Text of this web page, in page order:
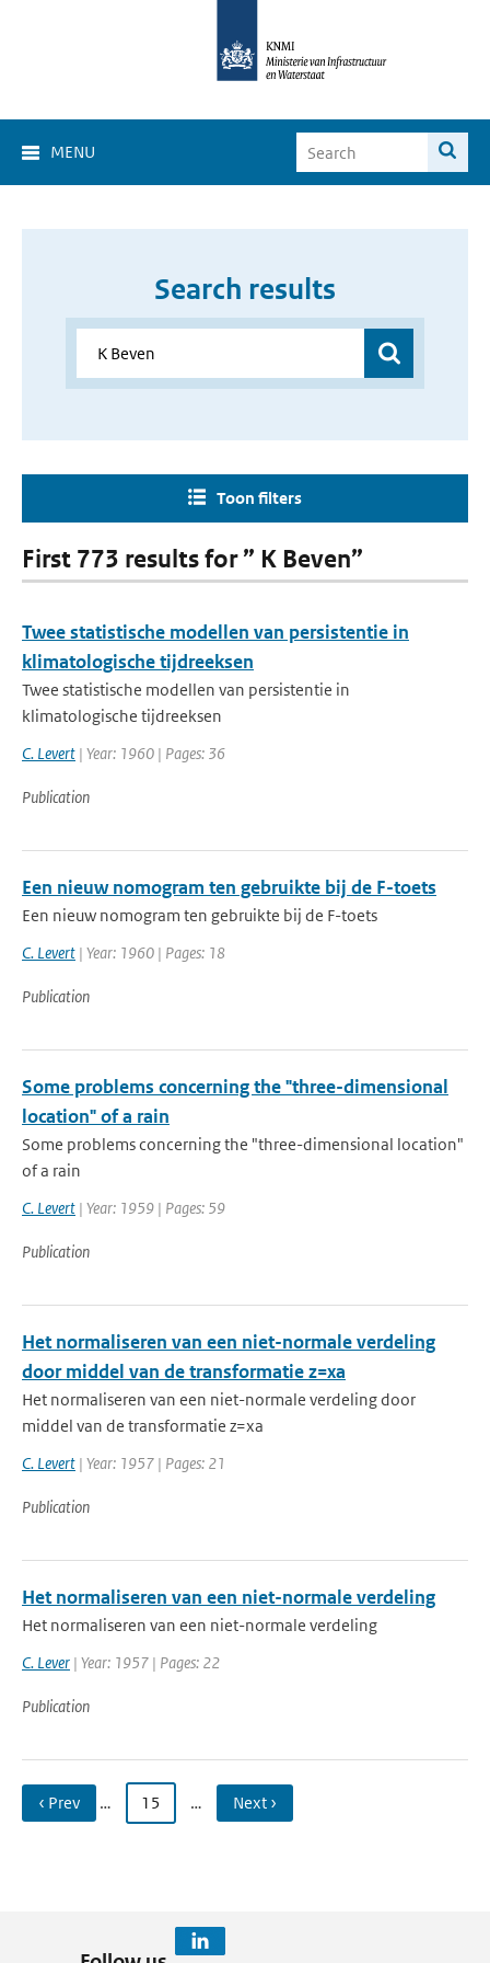
MENU
Search results
Toon filters
First 773 results for ” K Beven”
Twee statistische modellen van persistentie in
klimatologische tijdreeksen
Twee statistische modellen van persistentie in
klimatologische tijdreeksen
C. Levert | Year: 1960 | Pages: 36
Publication
Een nieuw nomogram ten gebruikte bij de F-toets
Een nieuw nomogram ten gebruikte bij de F-toets
C. Levert | Year: 1960 | Pages: 18
Publication
Some problems concerning the "three-dimensional
location" of a rain
Some problems concerning the "three-dimensional location"
of a rain
C. Levert | Year: 1959 | Pages: 59
Publication
Het normaliseren van een niet-normale verdeling
door middel van de transformatie z=xa
Het normaliseren van een niet-normale verdeling door
middel van de transformatie z=xa
C. Levert | Year: 1957 | Pages: 21
Publication
Het normaliseren van een niet-normale verdeling
Het normaliseren van een niet-normale verdeling
C. Lever | Year: 1957 | Pages: 22
Publication
‹ Prev … 15 … Next ›